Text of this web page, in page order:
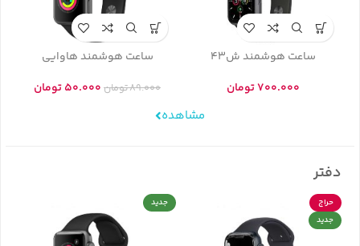
ساعت هوشمند ش43
700.000 تومان
ساعت هوشمند هاوایی
89.000تومان 50.000تومان
مشاهده
دفتر
حراج
جدید
جدید